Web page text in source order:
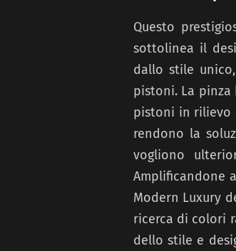
Questo
sottolinea il
dallo stile
pistoni. La
pistoni in rilievo
rendono la
vogliono
Amplificandone
Modern Luxury
ricerca di colori
dello stile e